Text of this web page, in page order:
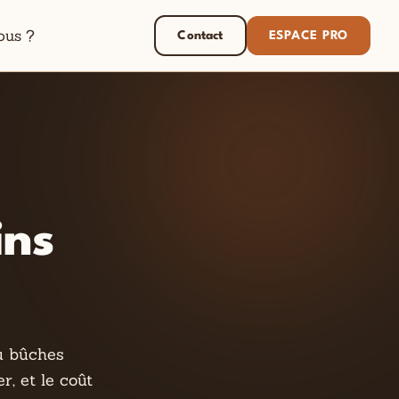
? Contact ESPACE PRO
bûches
et le coût